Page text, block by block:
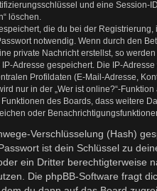
und eine
löschen.
die du bei der
notwendig. Wenn durch den
private Nachricht erstellst, so
Adresse gespeichert. Die IP-
Profildaten (E-Mail-Adresse,
nur in der „Wer ist online?“-
des Boards, dass weitere
oder
Verschlüsselung (Hash)
ist dein Schlüssel zu
ein Dritter berechtigterweise
Die phpBB-Software fragt